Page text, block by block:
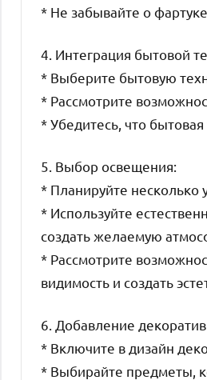
* Не забывайте о
4. Интеграция бытовой
* Выберите бытовую
* Рассмотрите
* Убедитесь, что
5. Выбор освещения:
* Планируйте несколько
* Используйте
создать желаемую
* Рассмотрите
видимость и создать
6. Добавление
* Включите в дизайн
* Выбирайте предметы,